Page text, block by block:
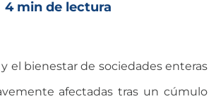
4 min de lectura
el bienestar de sociedades enteras
afectadas tras un cúmulo